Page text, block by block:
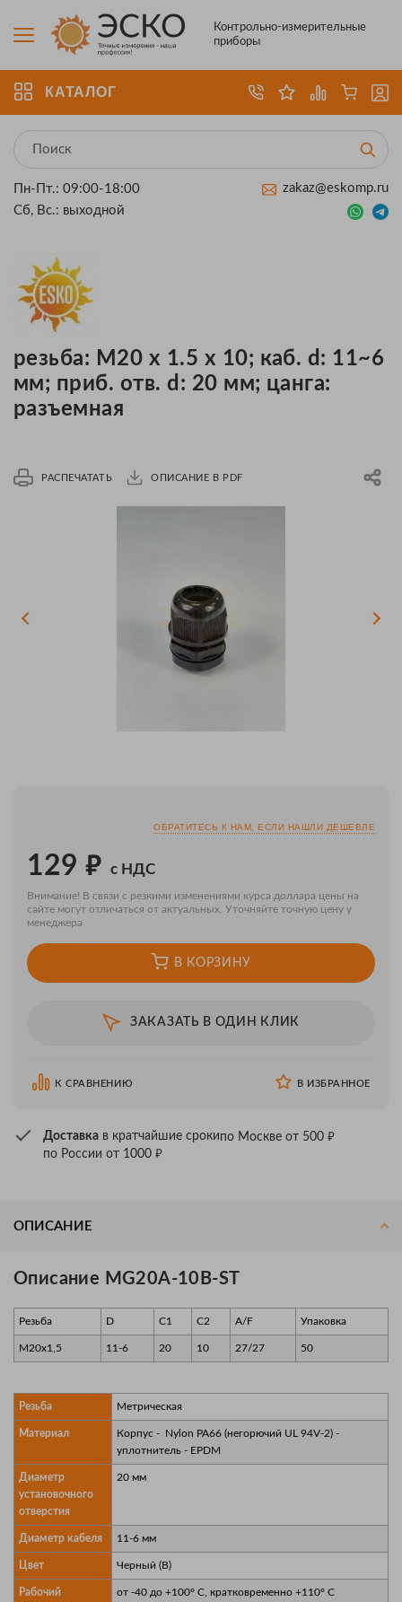
Контрольно-измерительные
приборы
КАТАЛОГ
Пн-Пт.: 09:00-18:00
Сб, Вс.: выходной
zakaz@eskomp.ru
резьба: M20 x 1.5 x 10; каб. d: 11~6
мм; приб. отв. d: 20 мм; цанга:
разъемная
РАСПЕЧАТАТЬ ОПИСАНИЕ В PDF
ОБРАТИТЕСЬ К НАМ, ЕСЛИ НАШЛИ ДЕШЕВЛЕ
129 ₽ с НДС
Внимание! В связи с резкими изменениями курса доллара цены на
сайте могут отличаться от актуальных. Уточняйте точную цену у
менеджера
В КОРЗИНУ
ЗАКАЗАТЬ В ОДИН КЛИК
К СРАВНЕНИЮ В ИЗБРАННОЕ
Доставка в кратчайшие срокипо Москве от 500 ₽
по России от 1000 ₽
ОПИСАНИЕ
Описание MG20A-10B-ST
Резьба D C1 C2 A/F Упаковка
M20x1,5 11-6 20 10 27/27 50
Резьба Метрическая
Материал
Корпус - Nylon PA66 (негорючий UL 94V-2) -
уплотнитель - EPDM
Диаметр
установочного
отверстия
20 мм
Диаметр кабеля 11-6 мм
Цвет Черный (В)
Рабочий
от -40 до +100° C, кратковременно +110° C